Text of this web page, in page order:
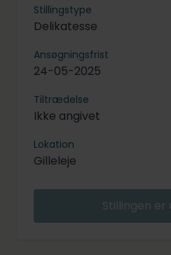
Stillingstype
Delikatesse
Ansøgningsfrist
24-05-2025
Tiltrædelse
Ikke angivet
Lokation
Gilleleje
Stillingen er